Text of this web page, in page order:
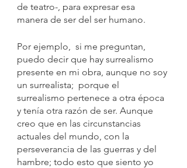
de teatro-, para expresar esa
manera de ser del ser humano.
Por ejemplo,  si me preguntan,
puedo decir que hay surrealismo
presente en mi obra, aunque no soy
un surrealista;  porque el
surrealismo pertenece a otra época
y tenía otra razón de ser. Aunque
creo que en las circunstancias
actuales del mundo, con la
perseverancia de las guerras y del
hambre; todo esto que siento yo